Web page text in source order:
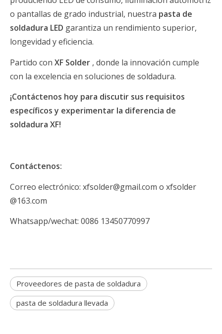
o pantallas de grado industrial, nuestra pasta de
soldadura LED garantiza un rendimiento superior,
longevidad y eficiencia.
Partido con XF Solder , donde la innovación cumple
con la excelencia en soluciones de soldadura.
¡Contáctenos hoy para discutir sus requisitos
específicos y experimentar la diferencia de
soldadura XF!
Contáctenos:
Correo electrónico: xfsolder@gmail.com o xfsolder
@163.com
Whatsapp/wechat: 0086 13450770997
Proveedores de pasta de soldadura
pasta de soldadura llevada